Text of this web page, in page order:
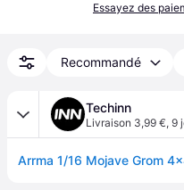
Essayez des
Recommandé
Techinn
Livraison 3,99 €, 9